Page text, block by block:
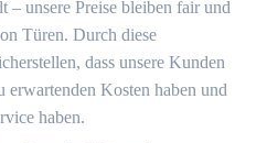
– unsere Preise bleiben fair und
Türen.​ Durch diese
dass unsere Kunden
erwartenden Kosten haben und
haben.​